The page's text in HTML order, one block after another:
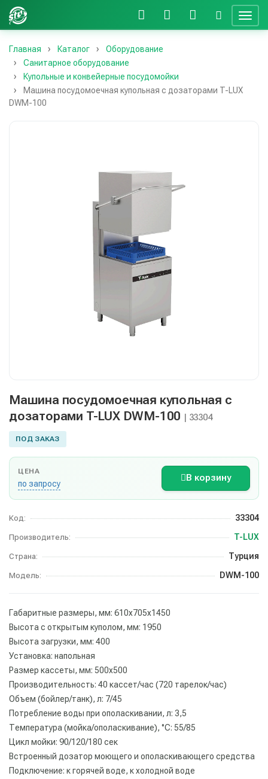
Главная Каталог
Оборудование
Санитарное оборудование
Купольные и конвейерные посудомойки
Машина посудомоечная купольная с дозаторами T-LUX
DWM-100
Машина посудомоечная купольная с
дозаторами T-LUX DWM-100 | 33304
ПОД ЗАКАЗ
ЦЕНА
по запросу
В корзину
Код: 33304
Производитель: T-LUX
Страна: Турция
Модель: DWM-100
Габаритные размеры, мм: 610х705х1450
Высота с открытым куполом, мм: 1950
Высота загрузки, мм: 400
Установка: напольная
Размер кассеты, мм: 500х500
Производительность: 40 кассет/час (720 тарелок/час)
Объем (бойлер/танк), л: 7/45
Потребление воды при ополаскивании, л: 3,5
Температура (мойка/ополаскивание), °С: 55/85
Цикл мойки: 90/120/180 сек
Встроенный дозатор моющего и ополаскивающего средства
Подключение: к горячей воде, к холодной воде